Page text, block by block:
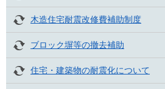
木造住宅耐震改修費補助制度
ブロック塀等の撤去補助
住宅・建築物の耐震化について